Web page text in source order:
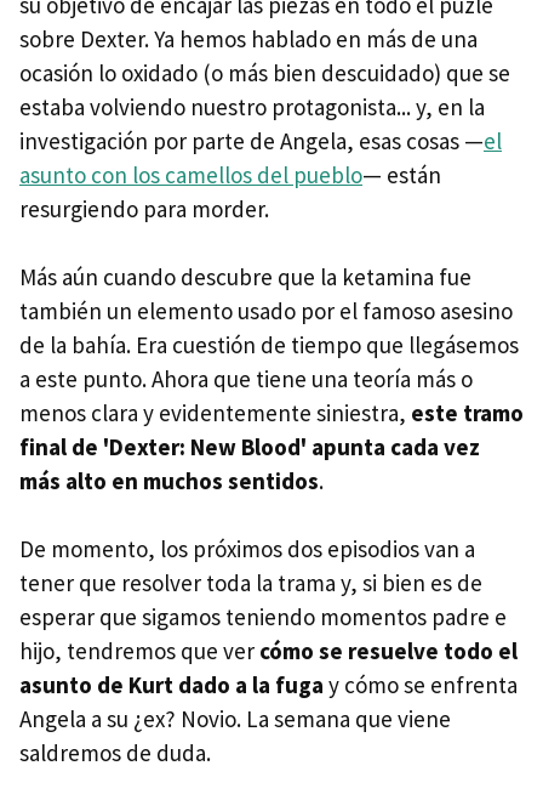
sobre Dexter. Ya hemos hablado en más de una
ocasión lo oxidado (o más bien descuidado) que se
estaba volviendo nuestro protagonista... y, en la
investigación por parte de Angela, esas cosas —el
asunto con los camellos del pueblo— están
resurgiendo para morder.
Más aún cuando descubre que la ketamina fue
también un elemento usado por el famoso asesino
de la bahía. Era cuestión de tiempo que llegásemos
a este punto. Ahora que tiene una teoría más o
menos clara y evidentemente siniestra, este tramo
final de 'Dexter: New Blood' apunta cada vez
más alto en muchos sentidos.
De momento, los próximos dos episodios van a
tener que resolver toda la trama y, si bien es de
esperar que sigamos teniendo momentos padre e
hijo, tendremos que ver cómo se resuelve todo el
asunto de Kurt dado a la fuga y cómo se enfrenta
Angela a su ¿ex? Novio. La semana que viene
saldremos de duda.